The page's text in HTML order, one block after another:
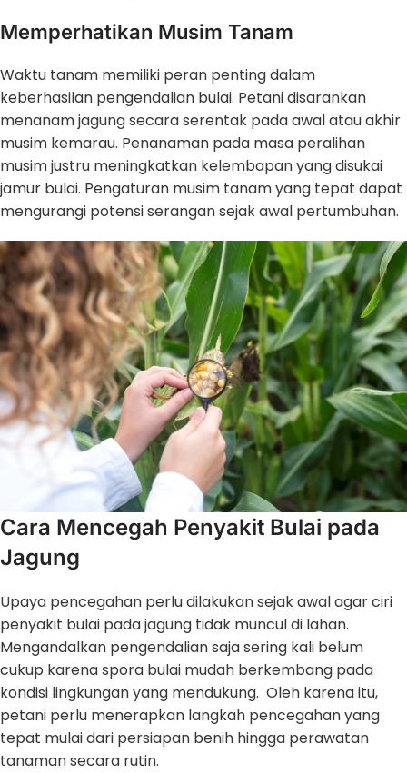
Memperhatikan Musim Tanam
Waktu tanam memiliki peran penting dalam
keberhasilan pengendalian bulai. Petani disarankan
menanam jagung secara serentak pada awal atau akhir
musim kemarau. Penanaman pada masa peralihan
musim justru meningkatkan kelembapan yang disukai
jamur bulai. Pengaturan musim tanam yang tepat dapat
mengurangi potensi serangan sejak awal pertumbuhan.
Cara Mencegah Penyakit Bulai pada
Jagung
Upaya pencegahan perlu dilakukan sejak awal agar ciri
penyakit bulai pada jagung tidak muncul di lahan.
Mengandalkan pengendalian saja sering kali belum
cukup karena spora bulai mudah berkembang pada
kondisi lingkungan yang mendukung. Oleh karena itu,
petani perlu menerapkan langkah pencegahan yang
tepat mulai dari persiapan benih hingga perawatan
tanaman secara rutin.